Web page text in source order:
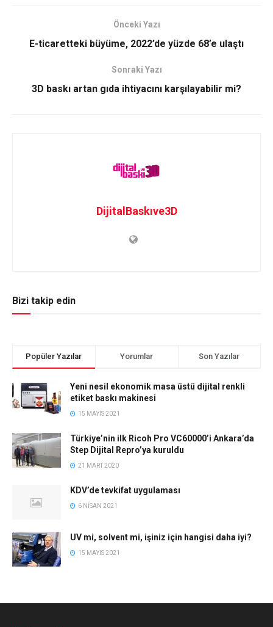
Önceki Yazı
E-ticaretteki büyüme, 2022’de yüzde 68’e ulaştı
Sonraki Yazı
3D baskı artan gıda ihtiyacını karşılayabilir mi?
DijitalBaskıve3D
Bizi takip edin
Popüler Yazılar Yorumlar Son Yazılar
Yeni nesil ekonomik masa üstü dijital renkli
etiket baskı makinesi
15 MAYIS 2021
Türkiye’nin ilk Ricoh Pro VC60000’i Ankara’da
Step Dijital Repro’ya kuruldu
21 MART 2020
KDV’de tevkifat uygulaması
6 NISAN 2021
UV mi, solvent mi, işiniz için hangisi daha iyi?
15 MAYIS 2021